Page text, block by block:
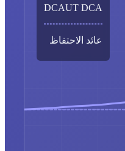
DCAUT DCA
عائد الاحتفاظ